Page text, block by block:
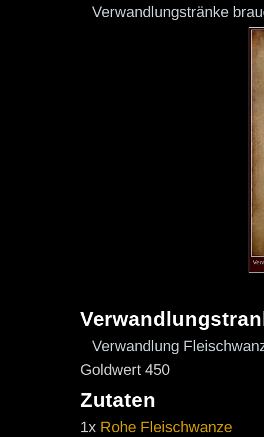
Verwandlungstränke
Verwandlung
Goldwert 450
Zutaten
1x Rohe Fleischwanze